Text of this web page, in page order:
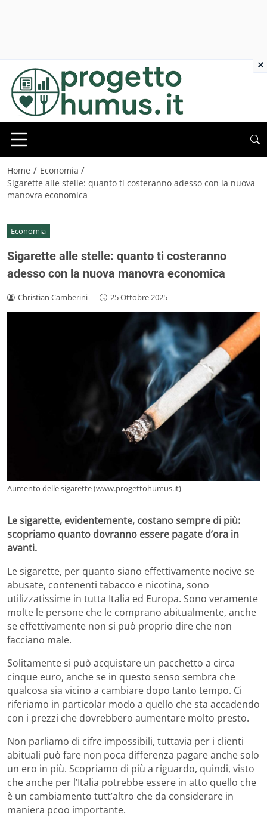
Home / Economia /
Sigarette alle stelle: quanto ti costeranno adesso con la nuova
manovra economica
Economia
Sigarette alle stelle: quanto ti costeranno
adesso con la nuova manovra economica
Christian Camberini - 25 Ottobre 2025
Aumento delle sigarette (www.progettohumus.it)
Le sigarette, evidentemente, costano sempre di più:
scopriamo quanto dovranno essere pagate d’ora in
avanti.
Le sigarette, per quanto siano effettivamente nocive se
abusate, contenenti tabacco e nicotina, sono
utilizzatissime in tutta Italia ed Europa. Sono veramente
molte le persone che le comprano abitualmente, anche
se effettivamente non si può proprio dire che non
facciano male.
Solitamente si può acquistare un pacchetto a circa
cinque euro, anche se in questo senso sembra che
qualcosa sia vicino a cambiare dopo tanto tempo. Ci
riferiamo in particolar modo a quello che sta accadendo
con i prezzi che dovrebbero aumentare molto presto.
Non parliamo di cifre impossibili, tuttavia per i clienti
abituali può fare non poca differenza pagare anche solo
un ero in più. Scopriamo di più a riguardo, quindi, visto
che anche per l’Italia potrebbe essere in atto quello che
è un cambiamento tutt’altro che da considerare in
maniera pcoo importante.
×